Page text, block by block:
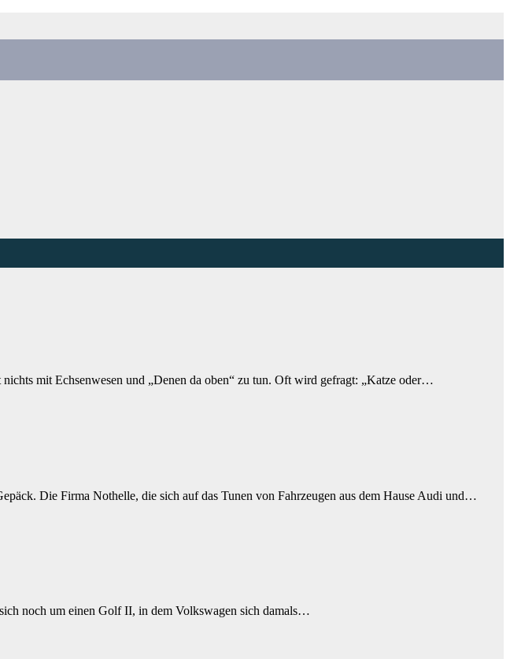
mit Echsenwesen und „Denen da oben“ zu tun. Oft wird gefragt: „Katze oder…
Die Firma Nothelle, die sich auf das Tunen von Fahrzeugen aus dem Hause Audi und…
noch um einen Golf II, in dem Volkswagen sich damals…